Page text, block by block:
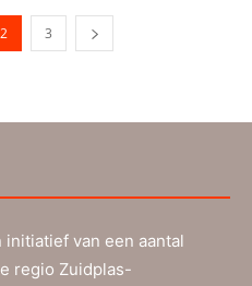
2 3
van een aantal
regio Zuidplas-